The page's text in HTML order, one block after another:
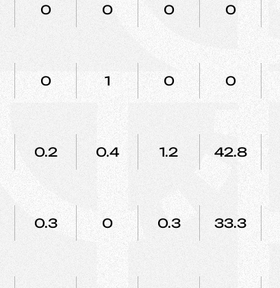
0 0 0 0
0 1 0 0
0.2 0.4 1.2 42.8
0.3 0 0.3 33.3